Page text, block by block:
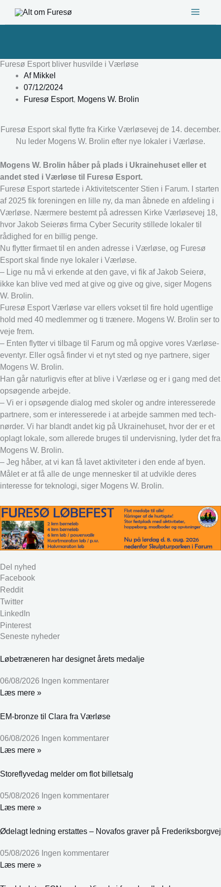
Furesø Esport bliver husvilde i Værløse
AfMikkel
07/12/2024
Furesø Esport, Mogens W. Brolin
Furesø Esport skal flytte fra Kirke Værløsevej de 14. december.
Nu leder Mogens W. Brolin efter nye lokaler i Værløse.
Mogens W. Brolin håber på plads i Ukrainehuset eller et
andet sted i Værløse til Furesø Esport.
Furesø Esport startede i Aktivitetscenter Stien i Farum. I starten
af 2025 fik foreningen en lille ny, da man åbnede en afdeling i
Værløse. Nærmere bestemt på adressen Kirke Værløsevej 18,
hvor Jakob Seierøs firma Cyber Security stillede lokaler til
rådighed for en billig penge.
Nu flytter firmaet til en anden adresse i Værløse, og Furesø
Esport skal finde nye lokaler i Værløse.
– Lige nu må vi erkende at den gave, vi fik af Jakob Seierø,
ikke kan blive ved med at give og give og give, siger Mogens
W. Brolin.
Furesø Esport Værløse var ellers vokset til fire hold ugentlige
hold med 40 medlemmer og ti trænere. Mogens W. Brolin ser to
veje frem.
– Enten flytter vi tilbage til Farum og må opgive vores Værløse-
eventyr. Eller også finder vi et nyt sted og nye partnere, siger
Mogens W. Brolin.
Han går naturligvis efter at blive i Værløse og er i gang med det
opsøgende arbejde.
– Vi er i opsøgende dialog med skoler og andre interesserede
partnere, som er interesserede i at arbejde sammen med tech-
nørder. Vi har blandt andet kig på Ukrainehuset, hvor der er et
oplagt lokale, som allerede bruges til undervisning, lyder det fra
Mogens W. Brolin.
– Jeg håber, at vi kan få lavet aktiviteter i den ende af byen.
Målet er at få alle de unge mennesker til at udvikle deres
interesse for teknologi, siger Mogens W. Brolin.
Del nyhed
Facebook
Reddit
Twitter
LinkedIn
Pinterest
Seneste nyheder
Løbetræneren har designet årets medalje
06/08/2026 Ingen kommentarer
Læs mere »
EM-bronze til Clara fra Værløse
06/08/2026 Ingen kommentarer
Læs mere »
Storeflyvedag melder om flot billetsalg
05/08/2026 Ingen kommentarer
Læs mere »
Ødelagt ledning erstattes – Novafos graver på Frederiksborgvej
05/08/2026 Ingen kommentarer
Læs mere »